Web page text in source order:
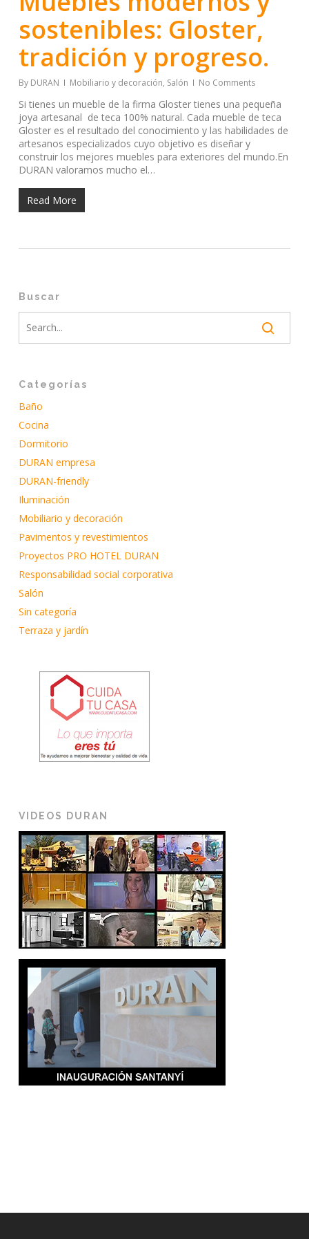
sostenibles: Gloster,
tradición y progreso.
By DURAN Mobiliario y decoración, Salón No Comments
Si tienes un mueble de la firma Gloster tienes una pequeña
joya artesanal de teca 100% natural. Cada mueble de teca
Gloster es el resultado del conocimiento y las habilidades de
artesanos especializados cuyo objetivo es diseñar y
construir los mejores muebles para exteriores del mundo.En
DURAN valoramos mucho el…
Read More
Buscar
Categorías
Baño
Cocina
Dormitorio
DURAN empresa
DURAN-friendly
Iluminación
Mobiliario y decoración
Pavimentos y revestimientos
Proyectos PRO HOTEL DURAN
Responsabilidad social corporativa
Salón
Sin categoría
Terraza y jardín
VIDEOS DURAN